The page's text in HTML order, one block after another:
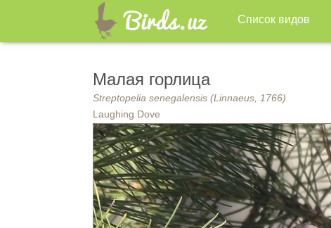
Список видов
Малая горлица
Streptopelia senegalensis (Linnaeus, 1766)
Laughing Dove